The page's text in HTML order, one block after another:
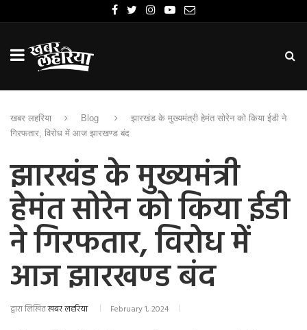
खबर लहरिया Blog
झारखंड के मुख्यमंत्री हेमंत सोरेन को किया ईडी ने
गिरफतार, विरोध में आज झारखण्ड बंद
झारखंड के मुख्यमंत्री
हेमंत सोरेन को किया ईडी
ने गिरफतार, विरोध में
आज झारखण्ड बंद
द्वारा लिखितखबर लहरिया February 1, 2024